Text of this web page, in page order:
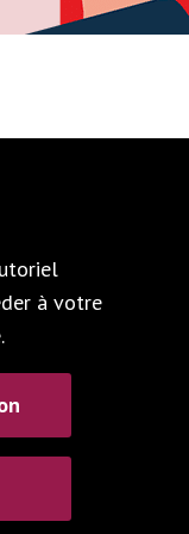
à votre